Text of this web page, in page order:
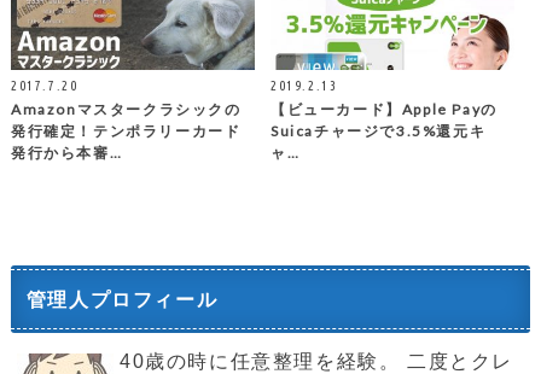
2017.7.20
Amazonマスタークラシックの
発行確定！テンポラリーカード
発行から本審…
2019.2.13
【ビューカード】Apple Payの
Suicaチャージで3.5%還元キ
ャ…
管理人プロフィール
40歳の時に任意整理を経験。 二度とクレ